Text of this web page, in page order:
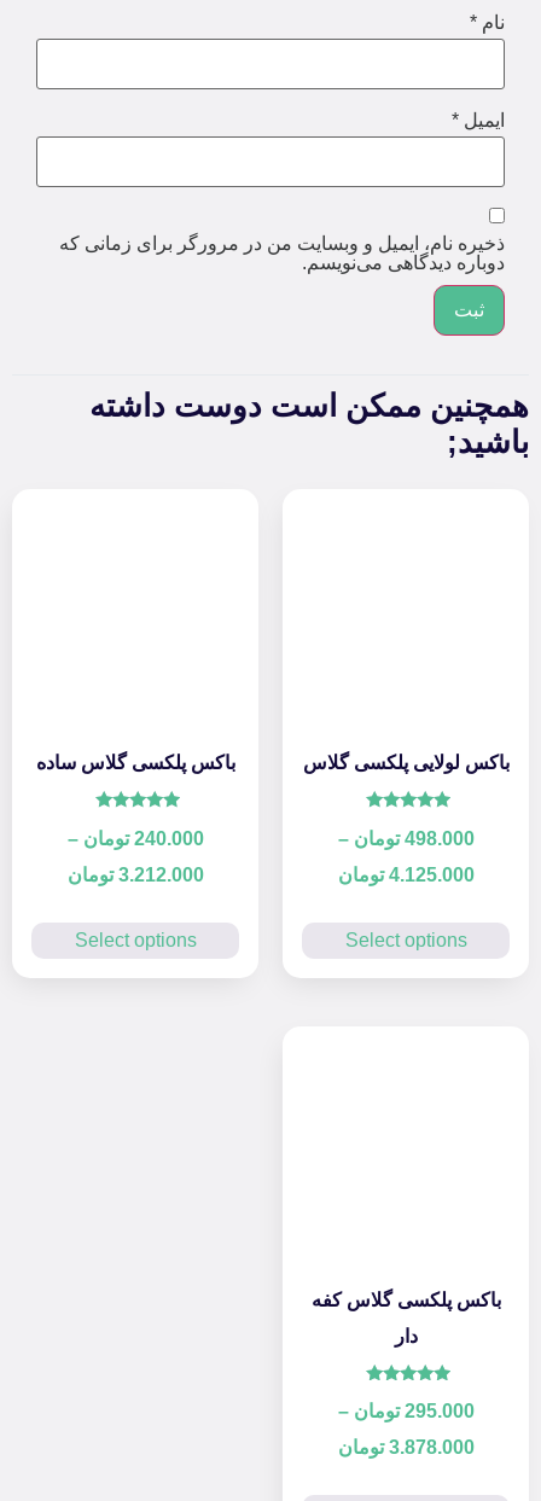
نام *
ایمیل *
ذخیره نام، ایمیل و وبسایت من در مرورگر برای زمانی که
دوباره دیدگاهی می‌نویسم.
همچنین ممکن است دوست داشته
باشید;
باکس لولایی پلکسی گلاس
5.00
498.000 تومان –
4.125.000 تومان
Select options
باکس پلکسی گلاس ساده
5.00
240.000 تومان –
3.212.000 تومان
Select options
باکس پلکسی گلاس کفه
دار
5.00
295.000 تومان –
3.878.000 تومان